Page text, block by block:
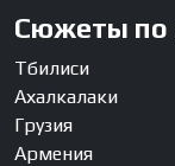
Сюжеты по
Тбилиси
Ахалкалаки
Грузия
Армения